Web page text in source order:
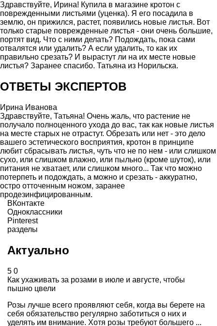
Здравствуйте, Ирина! Купила в магазине кротон с
поврежденными листьями (уценка). Я его посадила в
землю, он прижился, растет, появились новые листья. Вот
только старые поврежденные листья - они очень большие,
портят вид. Что с ними делать? Подождать, пока сами
отвалятся или удалить? А если удалить, то как их
правильно срезать? И вырастут ли на их месте новые
листья? Заранее спасибо. Татьяна из Норильска.
ОТВЕТЫ ЭКСПЕРТОВ
Ирина Иванова
Здравствуйте, Татьяна! Очень жаль, что растение не
получало полноценного ухода до вас, так как новые листья
на месте старых не отрастут. Обрезать или нет - это дело
вашего эстетического восприятия, кротон в принципе
любит сбрасывать листья, чуть что не по нем - или слишком
сухо, или слишком влажно, или пыльно (кроме шуток), или
питания не хватает, или слишком много... Так что можно
потерпеть и подождать, а можно и срезать - аккуратно,
остро отточенным ножом, заранее
продезинфицированным.
ВКонтакте
Одноклассники
Pinterest
разделы
Актуально
5 0
Как ухаживать за розами в июле и августе, чтобы
пышно цвели
Розы лучше всего проявляют себя, когда вы берете на
себя обязательство регулярно заботиться о них и
уделять им внимание. Хотя розы требуют большего ...